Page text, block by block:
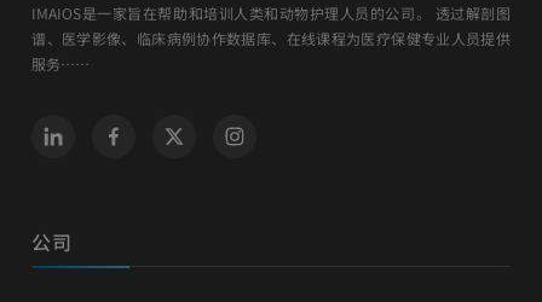
IMAIOS是一家旨在帮助和培训人类和动物护理人员的公司。 透过解剖图
谱、医学影像、临床病例协作数据库、在线课程为医疗保健专业人员提供
服务……
公司